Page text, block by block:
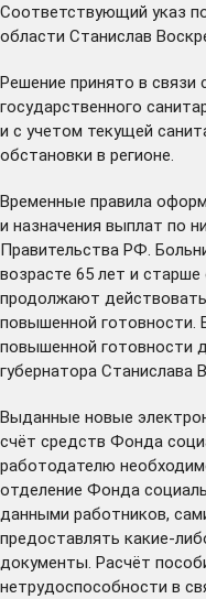
Соответствующий указ
области Станислав
Решение принято в связи
государственного
и с учетом текущей
обстановки в регионе.
Временные правила
и назначения выплат по
Правительства РФ.
возрасте 65 лет и
продолжают
повышенной готовности.
повышенной готовности
губернатора Станислава
Выданные новые
счёт средств Фонда
работодателю
отделение Фонда
данными работников,
предоставлять какие-
документы. Расчёт
нетрудоспособности в